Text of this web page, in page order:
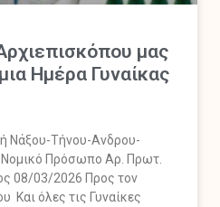
μας
Ημέρα Γυναίκας
Νάξου-Τήνου-Ανδρου-
Πρόσωπο Αρ. Πρωτ.
08/03/2026 Προς τον
Και όλες τις Γυναίκες